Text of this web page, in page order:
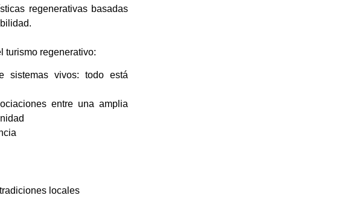
regenerativas basadas
turismo regenerativo:
sistemas vivos: todo está
entre una amplia
locales